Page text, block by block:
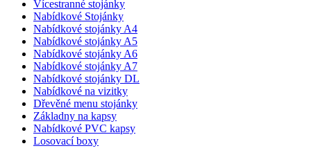
Vícestranné stojánky
Nabídkové Stojánky
Nabídkové stojánky A4
Nabídkové stojánky A5
Nabídkové stojánky A6
Nabídkové stojánky A7
Nabídkové stojánky DL
Nabídkové na vizitky
Dřevěné menu stojánky
Základny na kapsy
Nabídkové PVC kapsy
Losovací boxy